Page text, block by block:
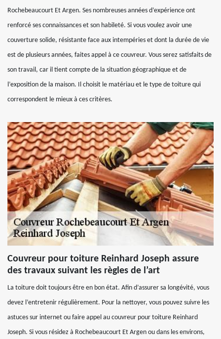
Rochebeaucourt Et Argen. Ses nombreuses années d’expérience ont
renforcé ses connaissances et son habileté. Si vous voulez avoir une
couverture solide, résistante face aux intempéries et dont la durée de vie
est de plusieurs années, faites appel à ce couvreur. Vous serez satisfaits de
son travail, car il tient compte de la situation géographique et de
l’exposition de la maison. Il choisit le matériau et le type de toiture qui
correspondent le mieux à ces critères.
Couvreur pour toiture Reinhard Joseph assure
des travaux suivant les règles de l’art
La toiture doit toujours être en bon état. Afin d’assurer sa longévité, vous
devez l’entretenir régulièrement. Pour la nettoyer, vous pouvez suivre les
astuces sur internet ou faire appel au couvreur pour toiture Reinhard
Joseph. Si vous résidez à Rochebeaucourt Et Argen ou dans les environs,